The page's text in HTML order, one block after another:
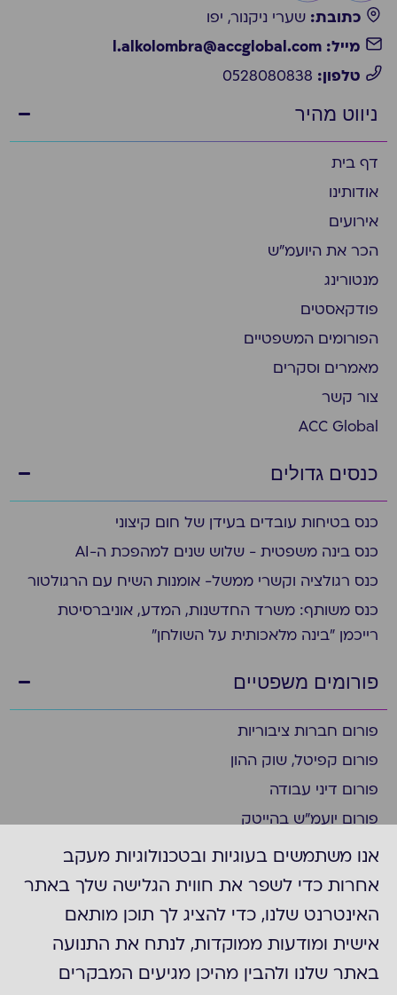
כתובת: שערי ניקנור, יפו
מייל: l.alkolombra@accglobal.com
טלפון:
ניווט מהיר
דף בית
אודותינו
אירועים
הכר את היועמ״ש
מנטורינג
פודקאסטים
הפורומים המשפטיים
מאמרים וסקרים
צור קשר
ACC Global
כנסים גדולים
כנס בטיחות עובדים בעידן של חום קיצוני
כנס בינה משפטית - שלוש שנים למהפכת ה-AI
כנס רגולציה וקשרי ממשל- אומנות השיח עם הרגולטור
כנס משותף: משרד החדשנות, המדע, אוניברסיטת
רייכמן "בינה מלאכותית על השולחן"
פורומים משפטיים
פורום חברות ציבוריות
פורום קפיטל, שוק ההון
פורום דיני עבודה
פורום יועמ"ש בהייטק
פורום ציות
פורום ביומד ופארמה
פורום יועמ"ש בצפון
פורום חברות דואליות/נסחרות בניו יורק
פורום משפט מסחרי
אנו משתמשים בעוגיות ובטכנולוגיות מעקב
אחרות כדי לשפר את חווית הגלישה שלך באתר
האינטרנט שלנו, כדי להציג לך תוכן מותאם
אישית ומודעות ממוקדות, לנתח את התנועה
באתר שלנו ולהבין מהיכן מגיעים המבקרים